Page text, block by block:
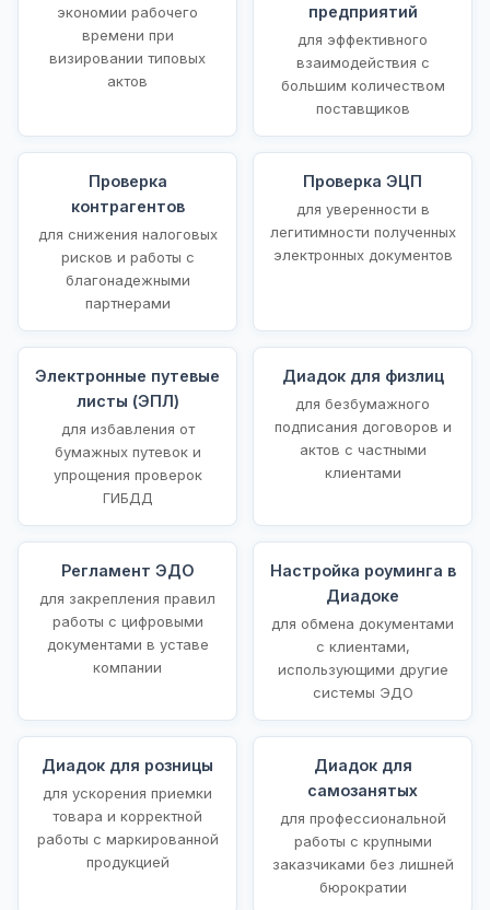
экономии рабочего
времени при
визировании типовых
актов
предприятий
для эффективного
взаимодействия с
большим количеством
поставщиков
Проверка
контрагентов
для снижения налоговых
рисков и работы с
благонадежными
партнерами
Проверка ЭЦП
для уверенности в
легитимности полученных
электронных документов
Электронные путевые
листы (ЭПЛ)
для избавления от
бумажных путевок и
упрощения проверок
ГИБДД
Диадок для физлиц
для безбумажного
подписания договоров и
актов с частными
клиентами
Регламент ЭДО
для закрепления правил
работы с цифровыми
документами в уставе
компании
Настройка роуминга в
Диадоке
для обмена документами
с клиентами,
использующими другие
системы ЭДО
Диадок для розницы
для ускорения приемки
товара и корректной
работы с маркированной
продукцией
Диадок для
самозанятых
для профессиональной
работы с крупными
заказчиками без лишней
бюрократии